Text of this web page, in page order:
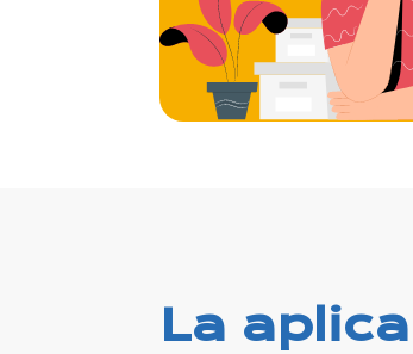
La